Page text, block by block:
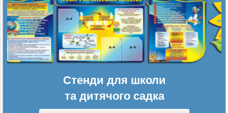
Стенди для школи
та дитячого садка